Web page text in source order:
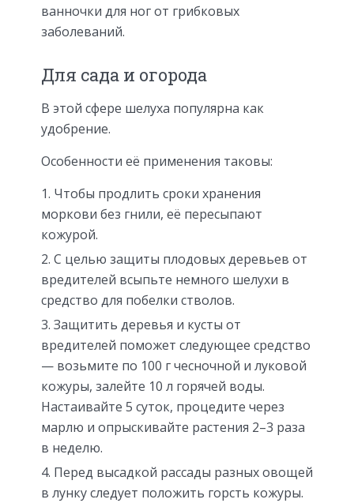
ванночки для ног от грибковых
заболеваний.
Для сада и огорода
В этой сфере шелуха популярна как
удобрение.
Особенности её применения таковы:
Чтобы продлить сроки хранения
моркови без гнили, её пересыпают
кожурой.
С целью защиты плодовых деревьев от
вредителей всыпьте немного шелухи в
средство для побелки стволов.
Защитить деревья и кусты от
вредителей поможет следующее средство
— возьмите по 100 г чесночной и луковой
кожуры, залейте 10 л горячей воды.
Настаивайте 5 суток, процедите через
марлю и опрыскивайте растения 2–3 раза
в неделю.
Перед высадкой рассады разных овощей
в лунку следует положить горсть кожуры.